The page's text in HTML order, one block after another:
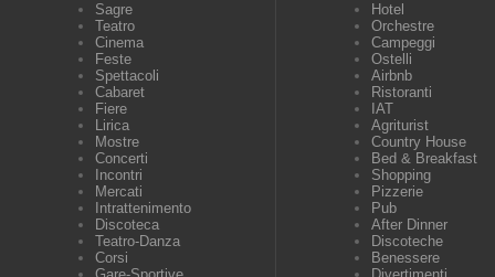
Sagre
Teatro
Cinema
Feste
Spettacoli
Cabaret
Fiere
Lirica
Mostre
Concerti
Incontri
Mercati
Intrattenimento
Discoteca
Teatro-Danza
Corsi
Hotel
Orchestre
Campeggi
Ostelli
Airbnb
Ristoranti
IAT
Agriturist
Country House
Bed & Breakfast
Shopping
Pizzerie
Pub
After Dinner
Discoteche
Benessere